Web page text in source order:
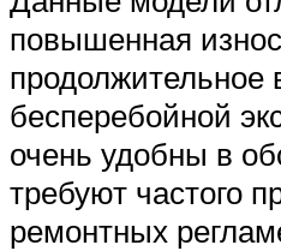
повышенная
продолжительное
бесперебойной
очень удобны в
требуют частого
ремонтных